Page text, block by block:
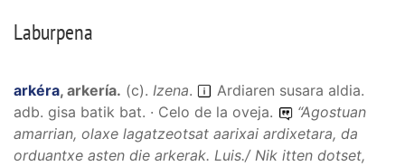
Laburpena
arkéra, arkería. (c). Izena.
Ardiaren susara aldia.
adb. gisa batik bat. · Celo de la oveja.
“Agostuan
amarrian, olaxe lagatzeotsat aarixai ardixetara, da
orduantxe asten die arkerak. Luis./Nik itten dotset,